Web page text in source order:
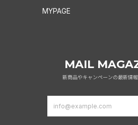
MYPAGE
MAIL
新商品やキャンペーンの最新情報